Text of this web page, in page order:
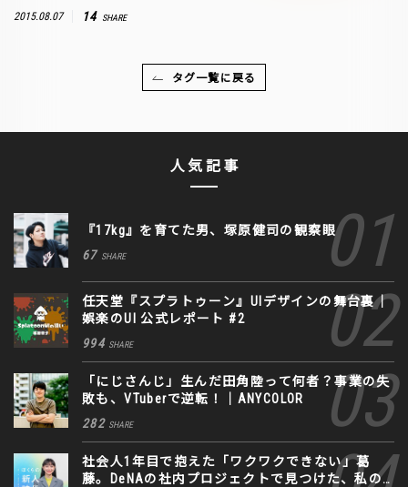
2015.08.07 14 SHARE
タグ一覧に戻る
人気記事
『17kg』を育てた男、塚原健司の観察眼
67 SHARE
任天堂『スプラトゥーン』UIデザインの舞台裏｜
娯楽のUI 公式レポート #2
994 SHARE
「にじさんじ」生んだ田角陸って何者？事業の失
敗も、VTuberで逆転！｜ANYCOLOR
282 SHARE
社会人1年目で抱えた「ワクワクできない」葛
藤。DeNAの社内プロジェクトで見つけた、私の